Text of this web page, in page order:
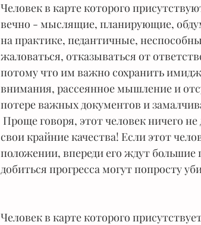
Человек в карте которого
вечно - мыслящие, планирующие,
на практике, педантичные,
жаловаться, отказываться от
потому что им важно сохранить
внимания, рассеянное мышление и
потере важных документов и
свои крайние качества! Если этот
положении, впереди его ждут
добиться прогресса могут попросту
Человек в карте которого